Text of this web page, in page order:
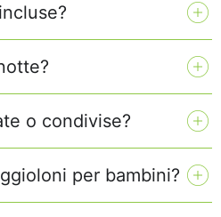
o condivise?
per bambini?